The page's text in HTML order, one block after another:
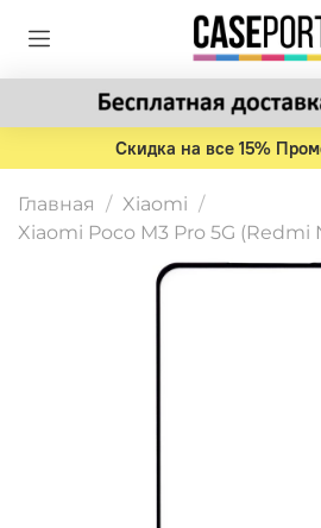
Скидка на все 15%
Главная
Xiaomi
Xiaomi Poco M3 Pro 5G (Redmi